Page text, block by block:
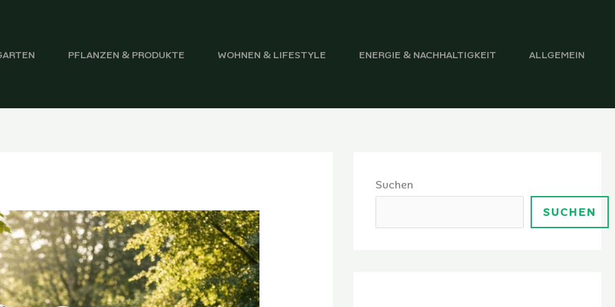
PFLANZEN & PRODUKTE WOHNEN & LIFESTYLE ENERGIE & NACHHALTIGKEIT ALLGEMEIN
Suchen
SUCHEN